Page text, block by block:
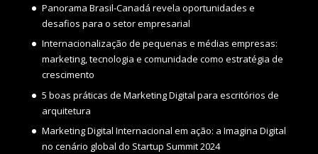
Panorama Brasil-Canadá revela oportunidades e
desafios para o setor empresarial
Internacionalização de pequenas e médias empresas:
marketing, tecnologia e comunidade como estratégia de
crescimento
5 boas práticas de Marketing Digital para escritórios de
arquitetura
Marketing Digital Internacional em ação: a Imagina Digital
no cenário global do Startup Summit 2024